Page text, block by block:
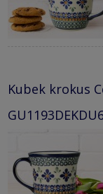
Kubek krokus